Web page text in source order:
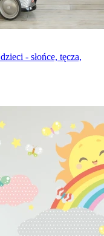
- słońce, tęcza,